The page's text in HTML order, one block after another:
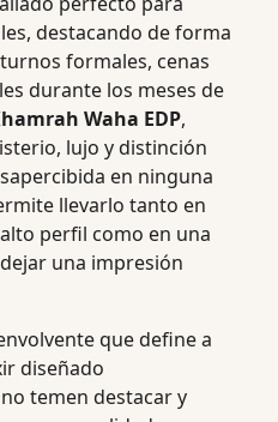
destacando de forma
formales, cenas
durante los meses de
Waha EDP,
lujo y distinción
en ninguna
llevarlo tanto en
perfil como en una
una impresión
que define a
diseñado
temen destacar y